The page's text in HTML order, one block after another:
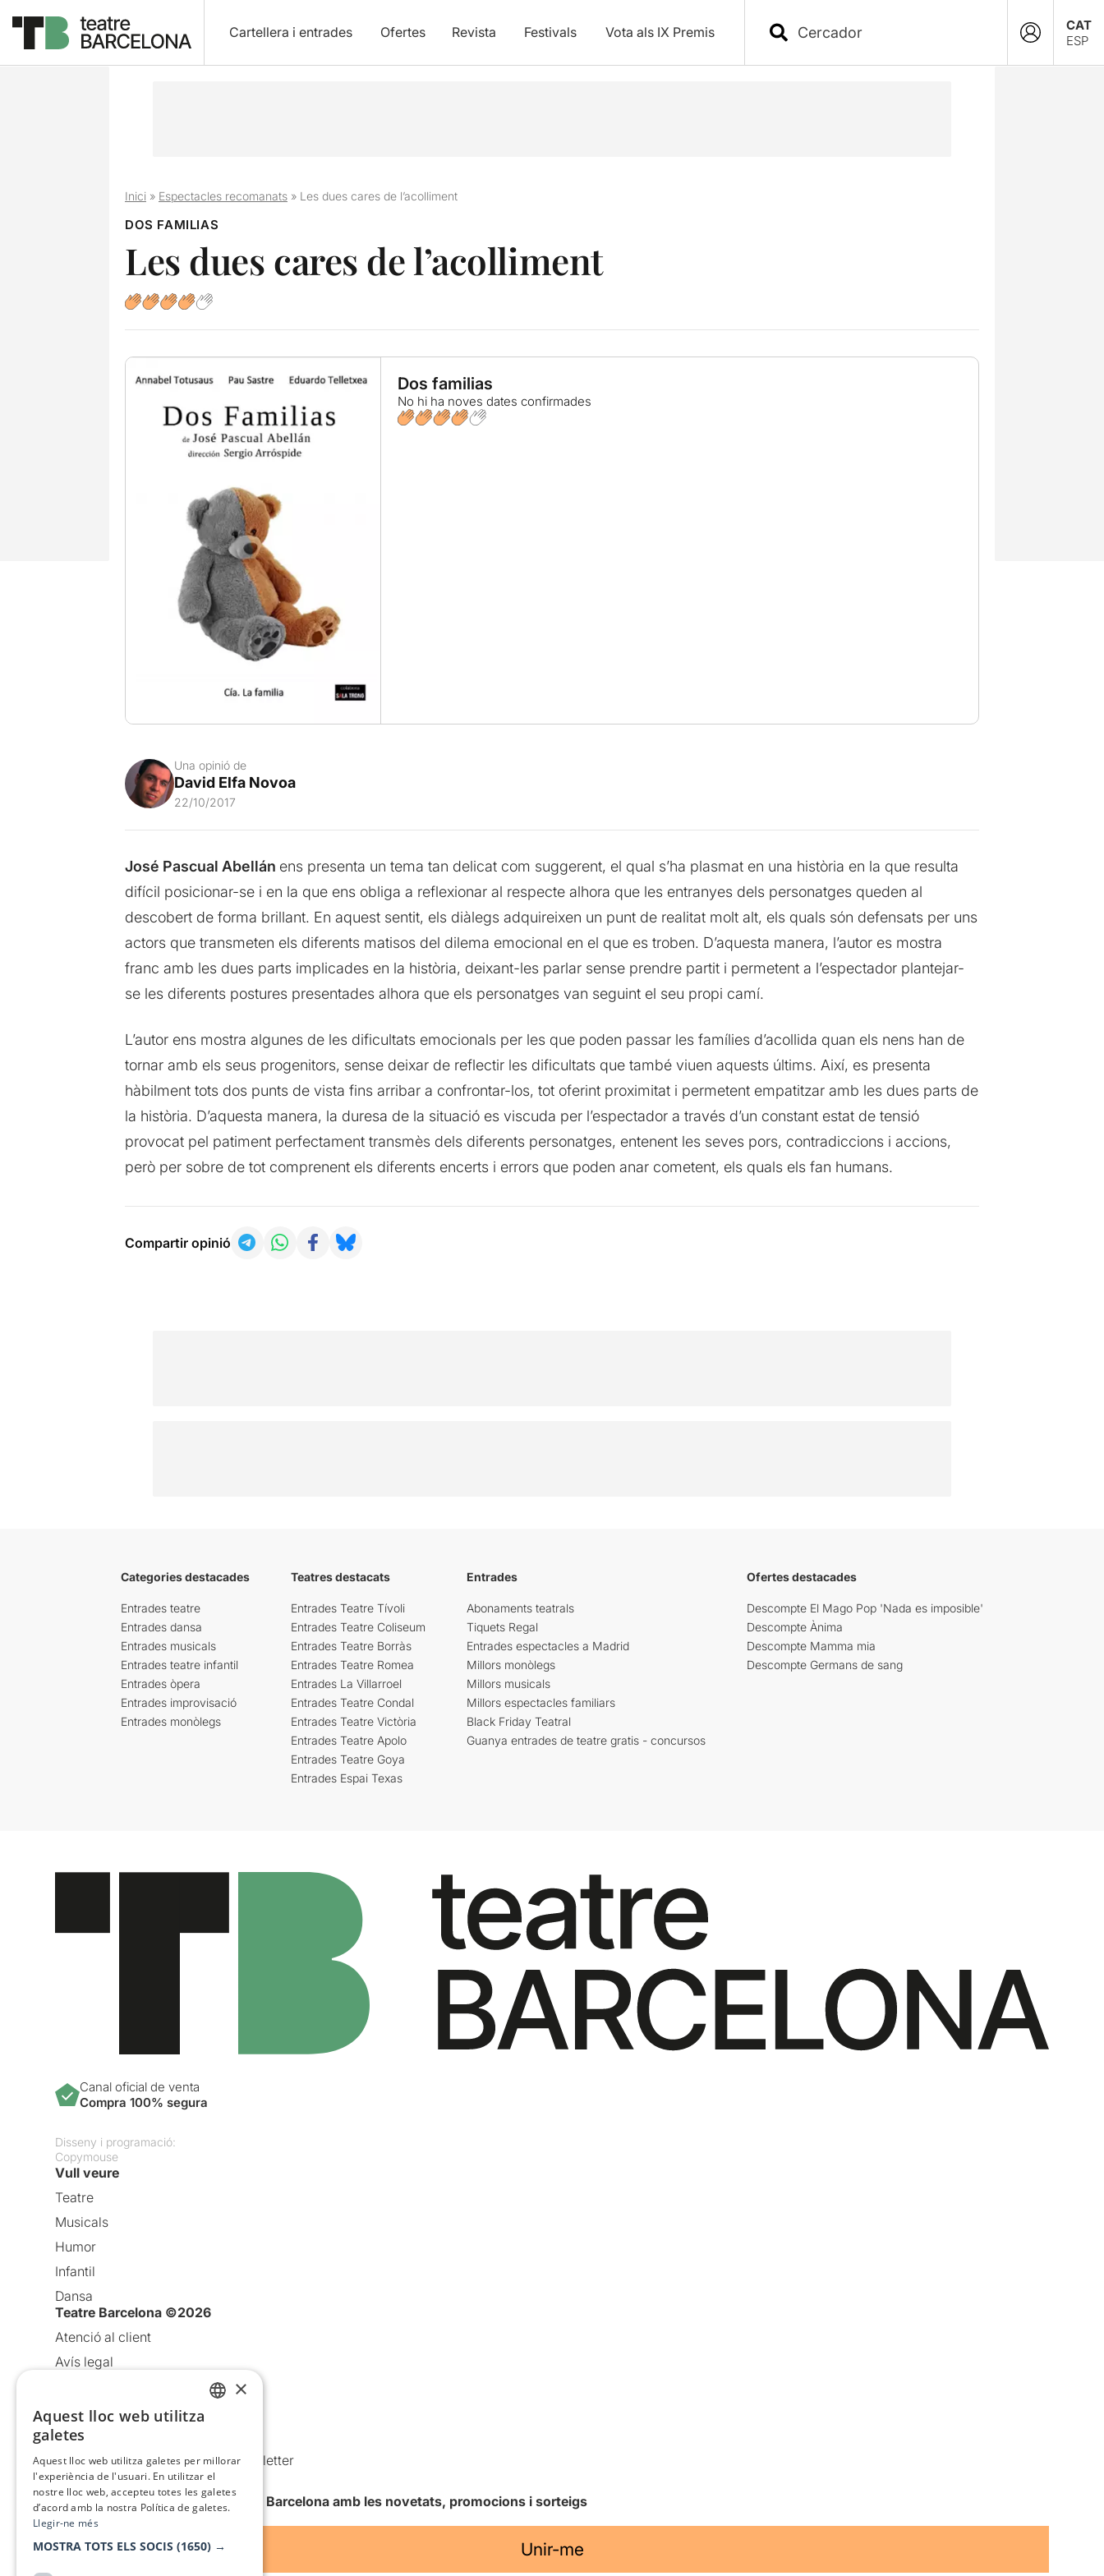
Cartellera i entrades Ofertes Revista Festivals Vota als IX Premis
CAT
ESP
Inici» Espectacles recomanats» Les dues cares de l’acolliment
DOS FAMILIAS
Les dues cares de l’acolliment
Dos familias
No hi ha noves dates confirmades
Una opinió de
David Elfa Novoa
22/10/2017
José Pascual Abellán ens presenta un tema tan delicat com suggerent, el qual s’ha plasmat en una història en la que resulta
difícil posicionar-se i en la que ens obliga a reflexionar al respecte alhora que les entranyes dels personatges queden al
descobert de forma brillant. En aquest sentit, els diàlegs adquireixen un punt de realitat molt alt, els quals són defensats per uns
actors que transmeten els diferents matisos del dilema emocional en el que es troben. D’aquesta manera, l’autor es mostra
franc amb les dues parts implicades en la història, deixant-les parlar sense prendre partit i permetent a l’espectador plantejar-
se les diferents postures presentades alhora que els personatges van seguint el seu propi camí.
L’autor ens mostra algunes de les dificultats emocionals per les que poden passar les famílies d’acollida quan els nens han de
tornar amb els seus progenitors, sense deixar de reflectir les dificultats que també viuen aquests últims. Així, es presenta
hàbilment tots dos punts de vista fins arribar a confrontar-los, tot oferint proximitat i permetent empatitzar amb les dues parts de
la història. D’aquesta manera, la duresa de la situació es viscuda per l’espectador a través d’un constant estat de tensió
provocat pel patiment perfectament transmès dels diferents personatges, entenent les seves pors, contradiccions i accions,
però per sobre de tot comprenent els diferents encerts i errors que poden anar cometent, els quals els fan humans.
Compartir opinió
Categories destacades
Entrades teatre
Entrades dansa
Entrades musicals
Entrades teatre infantil
Entrades òpera
Entrades improvisació
Entrades monòlegs
Teatres destacats
Entrades Teatre Tívoli
Entrades Teatre Coliseum
Entrades Teatre Borràs
Entrades Teatre Romea
Entrades La Villarroel
Entrades Teatre Condal
Entrades Teatre Victòria
Entrades Teatre Apolo
Entrades Teatre Goya
Entrades Espai Texas
Entrades
Abonaments teatrals
Tiquets Regal
Entrades espectacles a Madrid
Millors monòlegs
Millors musicals
Millors espectacles familiars
Black Friday Teatral
Guanya entrades de teatre gratis - concursos
Ofertes destacades
Descompte El Mago Pop 'Nada es imposible'
Descompte Ànima
Descompte Mamma mia
Descompte Germans de sang
Canal oficial de venta
Compra 100% segura
Disseny i programació:
Copymouse
Vull veure
Teatre
Musicals
Humor
Infantil
Dansa
Teatre Barcelona ©2026
Atenció al client
Avís legal
Política de cookies
Condicions d’ús
Comunicacions comercials i Newsletter
Anuncia’t
Vull rebre la newsletter de Teatre Barcelona amb les novetats, promocions i sorteigs
Unir-me
×
Aquest lloc web utilitza
galetes
Aquest lloc web utilitza galetes per millorar
l'experiència de l'usuari. En utilitzar el
nostre lloc web, accepteu totes les galetes
d’acord amb la nostra Política de galetes.
Llegir-ne més
MOSTRA TOTS ELS SOCIS (1650) →